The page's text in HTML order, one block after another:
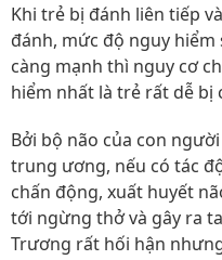
Khi trẻ bị đánh liên tiếp
đánh, mức độ nguy hiểm
càng mạnh thì nguy cơ
hiểm nhất là trẻ rất dễ bị
Bởi bộ não của con
trung ương, nếu có tác
chấn động, xuất huyết
tới ngừng thở và gây ra
Trương rất hối hận